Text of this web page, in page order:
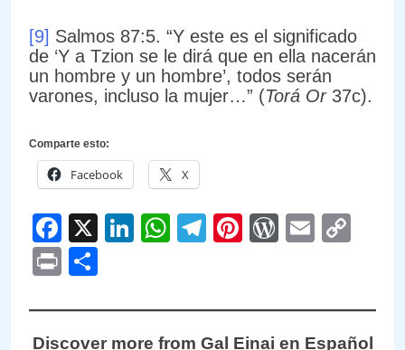
[9] Salmos 87:5. “Y este es el significado
de ‘Y a Tzion se le dirá que en ella nacerán
un hombre y un hombre’, todos serán
varones, incluso la mujer…” (Torá Or37c).
Comparte esto:
Facebook X
Facebook
X LinkedIn
WhatsApp
Telegram
PinterestEmail
Print
Discover more from Gal Einai en Español